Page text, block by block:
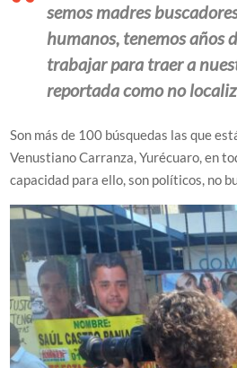
semos madres
humanos, tenemos años
trabajar para traer a
reportada como no
Son más de 100 búsquedas las que
Venustiano Carranza, Yurécuaro, en
capacidad para ello, son políticos, no